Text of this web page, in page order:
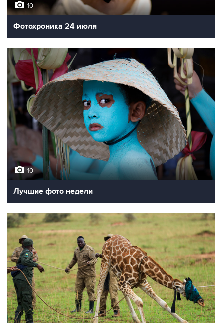
10
Фотохроника 24 июля
10
Лучшие фото недели